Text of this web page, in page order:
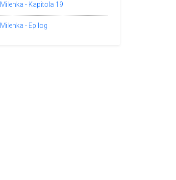
Milenka - Kapitola 19
Milenka - Epilog